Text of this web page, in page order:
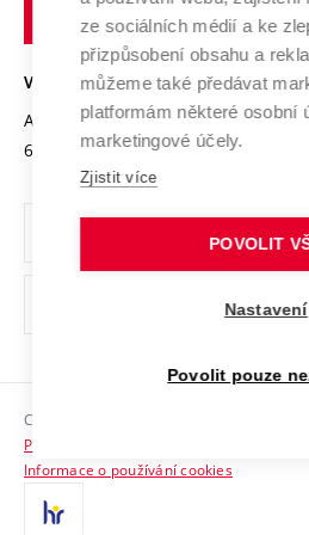
Open Science
Projekty
Projekty ze strukturálních fondů
Specifický výzkum
Mezinárodní dohody
Univerzitní sítě
Podnikavá univerzita / ContriBUTe
Bezpečná univerzita
Vyznamenání
Organizační struktura
Ochrana osobních údajů
odkaz)
Sociální bezpečí
HR Award
Kontakty
VYSOKÉ UČENÍ TECHNICKÉ V BRNĚ
Antonínská 548/1
602 00 Brno
www.vut.cz
vut@vutbr.cz
Copyright © 2026 VUT
Prohlášení o přístupnosti
Informace o používání cookies
ze sociálních médií a ke
přizpůsobení obsahu a
můžeme také předávat
platformám některé osobní
marketingové účely.
Zjistit více
POVOLIT
Nastavení
Povolit pouze